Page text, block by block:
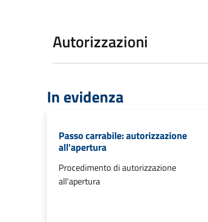
Autorizzazioni
In evidenza
Passo carrabile: autorizzazione
all'apertura
Procedimento di autorizzazione
all'apertura